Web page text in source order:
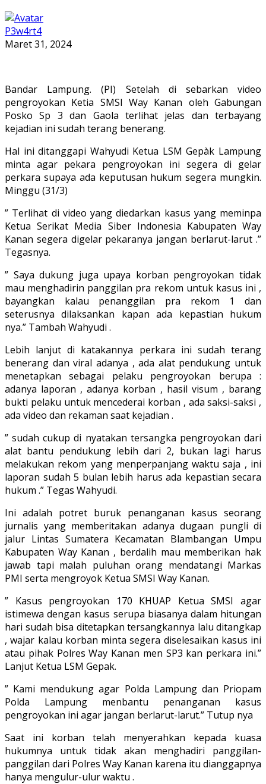
P3w4rt4
Maret 31, 2024
Bandar Lampung. (PI) Setelah di sebarkan video
pengroyokan Ketia SMSI Way Kanan oleh Gabungan
Posko Sp 3 dan Gaola terlihat jelas dan terbayang
kejadian ini sudah terang benerang.
Hal ini ditanggapi Wahyudi Ketua LSM Gepàk Lampung
minta agar pekara pengroyokan ini segera di gelar
perkara supaya ada keputusan hukum segera mungkin.
Minggu (31/3)
” Terlihat di video yang diedarkan kasus yang meminpa
Ketua Serikat Media Siber Indonesia Kabupaten Way
Kanan segera digelar pekaranya jangan berlarut-larut .”
Tegasnya.
” Saya dukung juga upaya korban pengroyokan tidak
mau menghadirin panggilan pra rekom untuk kasus ini ,
bayangkan kalau penanggilan pra rekom 1 dan
seterusnya dilaksankan kapan ada kepastian hukum
nya.” Tambah Wahyudi .
Lebih lanjut di katakannya perkara ini sudah terang
benerang dan viral adanya , ada alat pendukung untuk
menetapkan sebagai pelaku pengroyokan berupa :
adanya laporan , adanya korban , hasil visum , barang
bukti pelaku untuk mencederai korban , ada saksi-saksi ,
ada video dan rekaman saat kejadian .
” sudah cukup di nyatakan tersangka pengroyokan dari
alat bantu pendukung lebih dari 2, bukan lagi harus
melakukan rekom yang menperpanjang waktu saja , ini
laporan sudah 5 bulan lebih harus ada kepastian secara
hukum .” Tegas Wahyudi.
Ini adalah potret buruk penanganan kasus seorang
jurnalis yang memberitakan adanya dugaan pungli di
jalur Lintas Sumatera Kecamatan Blambangan Umpu
Kabupaten Way Kanan , berdalih mau memberikan hak
jawab tapi malah puluhan orang mendatangi Markas
PMI serta mengroyok Ketua SMSI Way Kanan.
” Kasus pengroyokan 170 KHUAP Ketua SMSI agar
istimewa dengan kasus serupa biasanya dalam hitungan
hari sudah bisa ditetapkan tersangkannya lalu ditangkap
, wajar kalau korban minta segera diselesaikan kasus ini
atau pihak Polres Way Kanan men SP3 kan perkara ini.”
Lanjut Ketua LSM Gepak.
” Kami mendukung agar Polda Lampung dan Priopam
Polda Lampung menbantu penanganan kasus
pengroyokan ini agar jangan berlarut-larut.” Tutup nya
Saat ini korban telah menyerahkan kepada kuasa
hukumnya untuk tidak akan menghadiri panggilan-
panggilan dari Polres Way Kanan karena itu dianggapnya
hanya mengulur-ulur waktu .